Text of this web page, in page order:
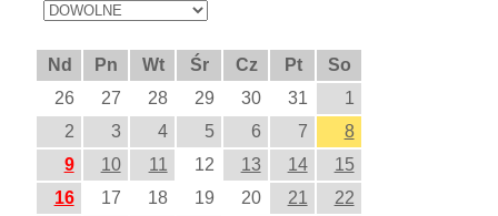
Nd Pn Wt Śr Cz Pt
So
26
27 28 29 30 31
1
2
3 4 5 6 7
8
9
10 11 12 13 14
15
16
17 18 19 20 21
22